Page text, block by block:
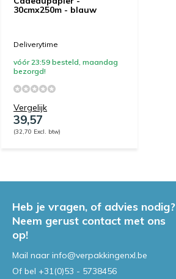
30cmx250m - blauw
Deliverytime
vóór 23:59 besteld, maandag
bezorgd!
Vergelijk
39,57
(32,70 Excl. btw)
Heb je vragen, of advies nodig?
Neem gerust contact met ons
op!
Mail naar info@verpakkingenxl.be
Of bel +31(0)53 - 5738456